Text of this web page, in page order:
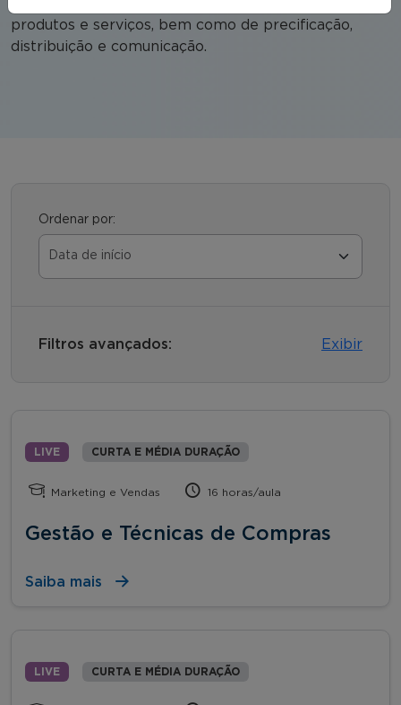
produtos e serviços, bem como de precificação,
distribuição e comunicação.
Ordenar por:
Filtros avançados: Exibir
LIVE CURTA E MÉDIA DURAÇÃO
Marketing e Vendas 16 horas/aula
Gestão e Técnicas de Compras
Saiba mais
LIVE CURTA E MÉDIA DURAÇÃO